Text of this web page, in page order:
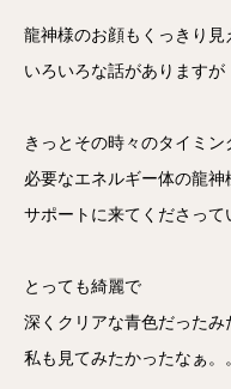
龍神様のお顔もくっきり見
いろいろな話がありますが
きっとその時々のタイミン
必要なエネルギー体の龍神
サポートに来てくださって
とっても綺麗で
深くクリアな青色だったみ
私も見てみたかったなぁ。。